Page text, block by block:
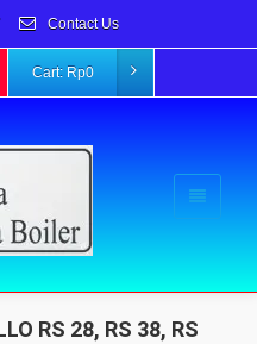
Contact Us
Cart: Rp0
RS 28, RS 38, RS